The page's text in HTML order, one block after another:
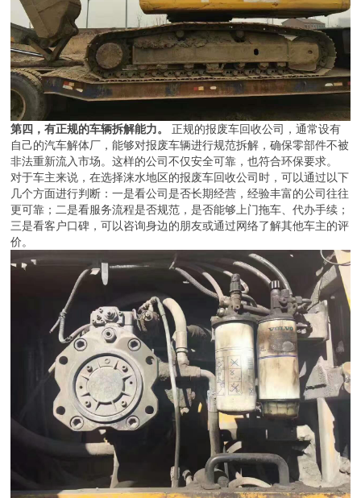
第四，有正规的车辆拆解能力。
正规的报废车回收公司，通常设有
自己的汽车解体厂，能够对报废车辆进行规范拆解，确保零部件不被
非法重新流入市场。这样的公司不仅安全可靠，也符合环保要求。
对于车主来说，在选择涞水地区的报废车回收公司时，可以通过以下
几个方面进行判断：一是看公司是否长期经营，经验丰富的公司往往
更可靠；二是看服务流程是否规范，是否能够上门拖车、代办手续；
三是看客户口碑，可以咨询身边的朋友或通过网络了解其他车主的评
价。